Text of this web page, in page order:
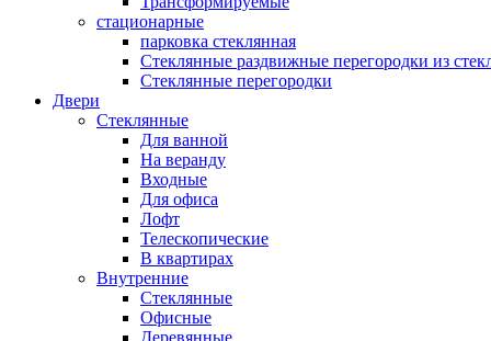
стационарные
парковка стеклянная
Стеклянные раздвижные перегородки из
Стеклянные перегородки
Двери
Стеклянные
Для ванной
На веранду
Входные
Для офиса
Лофт
Телескопические
В квартирах
Внутренние
Стеклянные
Офисные
Деревянные